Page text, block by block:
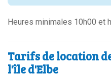
Heures minimales 10h00 et
Tarifs de location
l'île d'Elbe